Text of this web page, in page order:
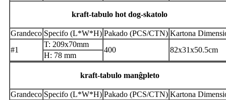
kraft-tabulo hot dog-skatolo
Grandeco Specifo (L*W*H) Pakado (PCS/CTN) Kartona
#1
T: 209x70mm
400 82x31x50.5cm
H: 78 mm
kraft-tabulo manĝpleto
Grandeco Specifo (L*W*H) Pakado (PCS/CTN) Kartona